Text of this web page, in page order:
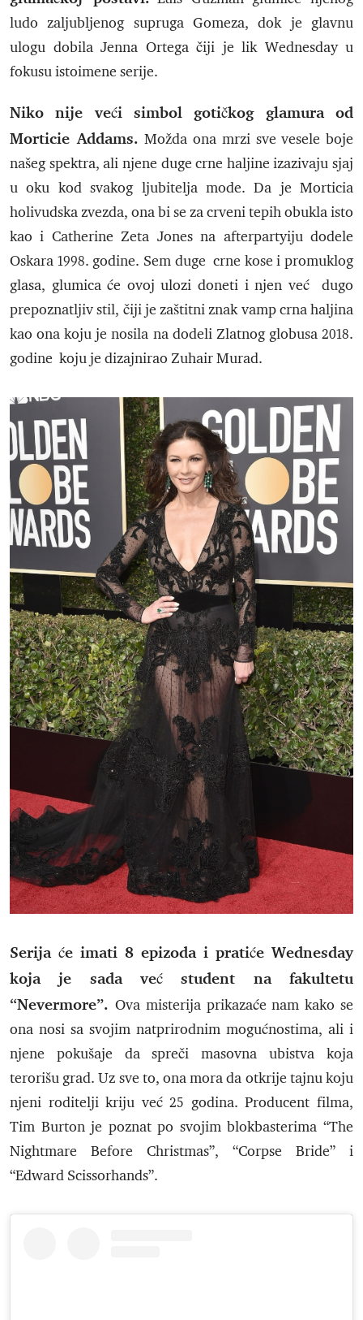
ludo zaljubljenog supruga Gomeza, dok je glavnu
ulogu dobila Jenna Ortega čiji je lik Wednesday u
fokusu istoimene serije.
Niko nije veći simbol gotičkog glamura od
Morticie Addams.Možda ona mrzi sve vesele boje
našeg spektra, ali njene duge crne haljine izazivaju sjaj
u oku kod svakog ljubitelja mode. Da je Morticia
holivudska zvezda, ona bi se za crveni tepih obukla isto
kao i Catherine Zeta Jones na afterpartyiju dodele
Oskara 1998. godine. Sem duge crne kose i promuklog
glasa, glumica će ovoj ulozi doneti i njen već dugo
prepoznatljiv stil, čiji je zaštitni znak vamp crna haljina
kao ona koju je nosila na dodeli Zlatnog globusa 2018.
godine koju je dizajnirao Zuhair Murad.
Serija će imati 8 epizoda i pratiće Wednesday
koja je sada već student na fakultetu
“Nevermore”. Ova misterija prikazaće nam kako se
ona nosi sa svojim natprirodnim mogućnostima, ali i
njene pokušaje da spreči masovna ubistva koja
terorišu grad. Uz sve to, ona mora da otkrije tajnu koju
njeni roditelji kriju već 25 godina. Producent filma,
Tim Burton je poznat po svojim blokbasterima “The
Nightmare Before Christmas”, “Corpse Bride” i
“Edward Scissorhands”.